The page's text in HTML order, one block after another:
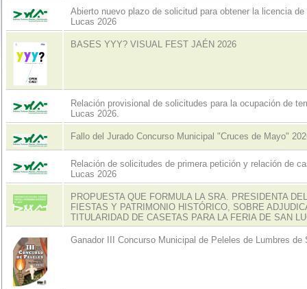
Abierto nuevo plazo de solicitud para obtener la licencia
Lucas 2026
BASES YYY? VISUAL FEST JAÉN 2026
Relación provisional de solicitudes para la ocupación de
Lucas 2026.
Fallo del Jurado Concurso Municipal "Cruces de Mayo"
Relación de solicitudes de primera petición y relación de
Lucas 2026
PROPUESTA QUE FORMULA LA SRA. PRESIDENTA
FIESTAS Y PATRIMONIO HISTÓRICO, SOBRE
TITULARIDAD DE CASETAS PARA LA FERIA DE SAN
Ganador III Concurso Municipal de Peleles de Lumbres de